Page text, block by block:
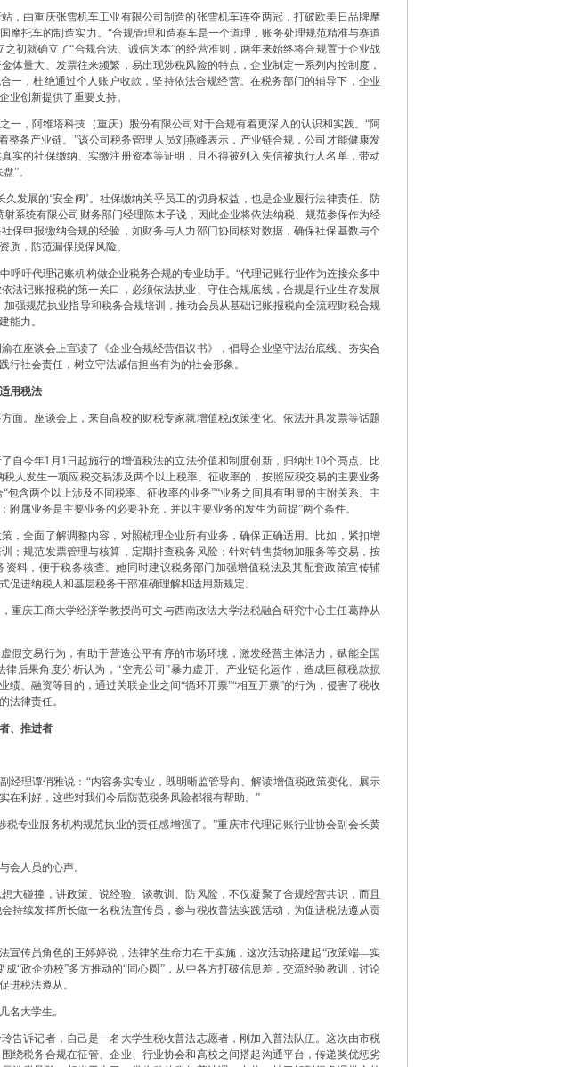
园公告（二）
叫应，派发行动指令9742条
气象风险
建制打造库区绿色果业样板
等智能终端产品入校
补贴品类增多
由重庆张雪机车工业有限公司制造的张雪机车连夺两冠，打破欧美日品牌摩
摩托车的制造实力。“合规管理和造赛车是一个道理，账务处理规范精准与赛道
初就确立了“合规合法、诚信为本”的经营准则，两年来始终将合规置于企业战
体量大、发票往来频繁，易出现涉税风险的特点，企业制定一系列内控制度，
一，杜绝通过个人账户收款，坚持依法合规经营。在税务部门的辅导下，企业
业创新提供了重要支持。
，阿维塔科技（重庆）股份有限公司对于合规有着更深入的认识和实践。“阿
整条产业链。”该公司税务管理人员刘燕峰表示，产业链合规，公司才能健康发
实的社保缴纳、实缴注册资本等证明，且不得被列入失信被执行人名单，带动
”。
展的‘安全阀’。社保缴纳关乎员工的切身权益，也是企业履行法律责任、防
系统有限公司财务部门经理陈木子说，因此企业将依法纳税、规范参保作为经
保申报缴纳合规的经验，如财务与人力部门协同核对数据，确保社保基数与个
质，防范漏保脱保风险。
吁代理记账机构做企业税务合规的专业助手。“代理记账行业作为连接众多中
法记账报税的第一关口，必须依法执业、守住合规底线，合规是行业生存发展
强规范执业指导和税务合规培训，推动会员从基础记账报税向全流程财税合规
能力。
座谈会上宣读了《企业合规经营倡议书》，倡导企业坚守法治底线、夯实合
社会责任，树立守法诚信担当有为的社会形象。
用税法
。座谈会上，来自高校的财税专家就增值税政策变化、依法开具发票等话题
今年1月1日起施行的增值税法的立法价值和制度创新，归纳出10个亮点。比
人发生一项应税交易涉及两个以上税率、征收率的，按照应税交易的主要业务
包含两个以上涉及不同税率、征收率的业务”“业务之间具有明显的主附关系。主
属业务是主要业务的必要补充，并以主要业务的发生为前提”两个条件。
全面了解调整内容，对照梳理企业所有业务，确保正确适用。比如，紧扣增
；规范发票管理与核算，定期排查税务风险；针对销售货物加服务等交易，按
料，便于税务核查。她同时建议税务部门加强增值税法及其配套政策宣传辅
进纳税人和基层税务干部准确理解和适用新规定。
庆工商大学经济学教授尚可文与西南政法大学法税融合研究中心主任葛静从
交易行为，有助于营造公平有序的市场环境，激发经营主体活力，赋能全国
后果角度分析认为，“空壳公司”暴力虚开、产业链化运作，造成巨额税款损
绩、融资等目的，通过关联企业之间“循环开票”“相互开票”的行为，侵害了税收
法律责任。
、推进者
理谭俏雅说：“内容务实专业，既明晰监管导向、解读增值税政策变化、展示
在利好，这些对我们今后防范税务风险都很有帮助。”
专业服务机构规范执业的责任感增强了。”重庆市代理记账行业协会副会长黄
人员的心声。
碰撞，讲政策、说经验、谈教训、防风险，不仅凝聚了合规经营共识，而且
持续发挥所长做一名税法宣传员，参与税收普法实践活动，为促进税法遵从贡
传员角色的王婷婷说，法律的生命力在于实施，这次活动搭建起“政策端—实
“政企协校”多方推动的“同心圆”，从中各方打破信息差，交流经验教训，讨论
进税法遵从。
大学生。
诉记者，自己是一名大学生税收普法志愿者，刚加入普法队伍。这次由市税
绕税务合规在征管、企业、行业协会和高校之间搭起沟通平台，传递奖优惩劣